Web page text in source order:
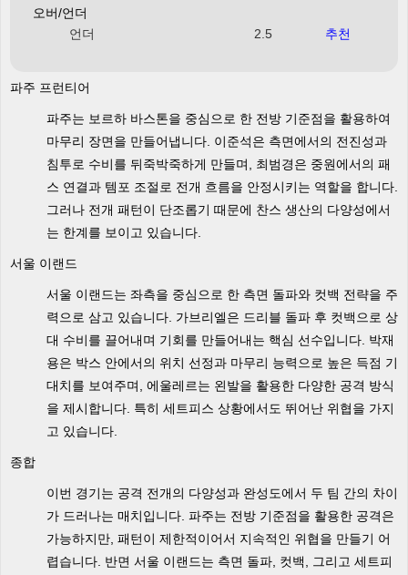
오버/언더
언더
2.5 추천
파주 프런티어
파주는 보르하 바스톤을 중심으로 한 전방 기준점을 활용하여
마무리 장면을 만들어냅니다. 이준석은 측면에서의 전진성과
침투로 수비를 뒤죽박죽하게 만들며, 최범경은 중원에서의 패
스 연결과 템포 조절로 전개 흐름을 안정시키는 역할을 합니다.
그러나 전개 패턴이 단조롭기 때문에 찬스 생산의 다양성에서
는 한계를 보이고 있습니다.
서울 이랜드
서울 이랜드는 좌측을 중심으로 한 측면 돌파와 컷백 전략을 주
력으로 삼고 있습니다. 가브리엘은 드리블 돌파 후 컷백으로 상
대 수비를 끌어내며 기회를 만들어내는 핵심 선수입니다. 박재
용은 박스 안에서의 위치 선정과 마무리 능력으로 높은 득점 기
대치를 보여주며, 에울레르는 왼발을 활용한 다양한 공격 방식
을 제시합니다. 특히 세트피스 상황에서도 뛰어난 위협을 가지
고 있습니다.
종합
이번 경기는 공격 전개의 다양성과 완성도에서 두 팀 간의 차이
가 드러나는 매치입니다. 파주는 전방 기준점을 활용한 공격은
가능하지만, 패턴이 제한적이어서 지속적인 위협을 만들기 어
렵습니다. 반면 서울 이랜드는 측면 돌파, 컷백, 그리고 세트피